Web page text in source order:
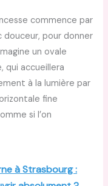
commence par
douceur, pour donner
un ovale
qui accueillera
à la lumière par
fine
si l’on
à Strasbourg :